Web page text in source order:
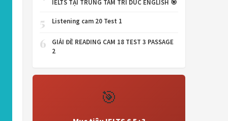
IELTS TẠI TRUNG TÂM TRI DUC ENGLISH 🎯
5 Listening cam 20 Test 1
6
GIẢI ĐỀ READING CAM 18 TEST 3 PASSAGE
2
🎯